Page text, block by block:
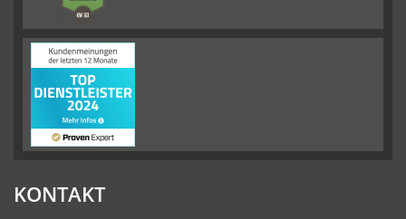
KONTAKT